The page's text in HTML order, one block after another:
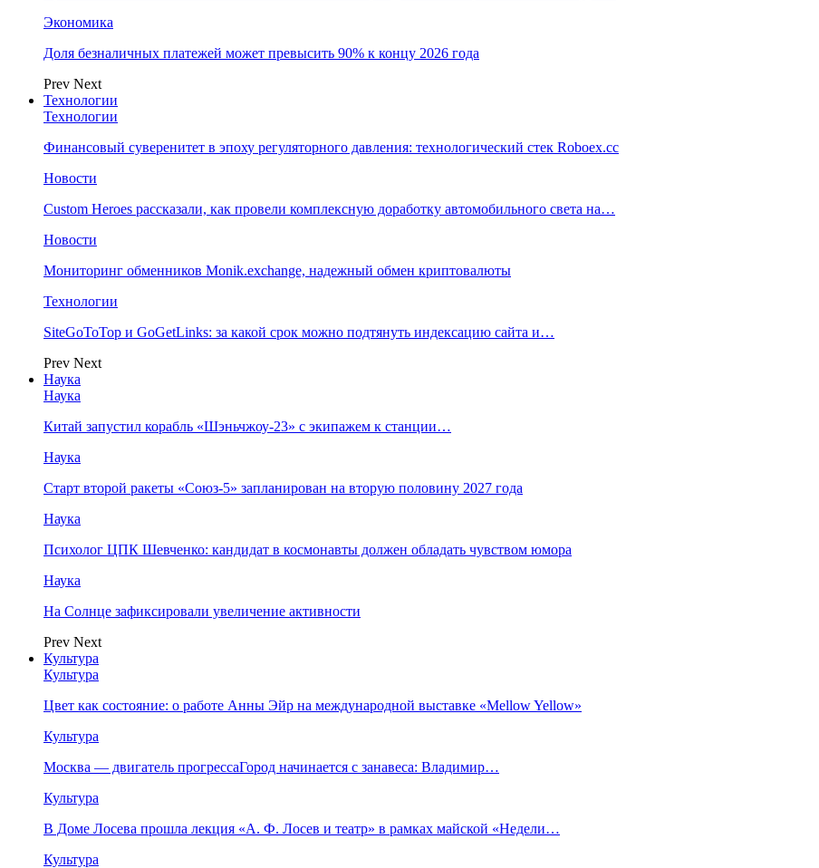
Экономика
Доля безналичных платежей может превысить 90% к концу 2026 года
Prev Next
Технологии
Технологии
Финансовый суверенитет в эпоху регуляторного давления: технологический стек Roboex.cc
Новости
Custom Heroes рассказали, как провели комплексную доработку автомобильного света на…
Новости
Мониторинг обменников Monik.exchange, надежный обмен криптовалюты
Технологии
SiteGoToTop и GoGetLinks: за какой срок можно подтянуть индексацию сайта и…
Prev Next
Наука
Наука
Китай запустил корабль «Шэньчжоу-23» с экипажем к станции…
Наука
Старт второй ракеты «Союз-5» запланирован на вторую половину 2027 года
Наука
Психолог ЦПК Шевченко: кандидат в космонавты должен обладать чувством юмора
Наука
На Солнце зафиксировали увеличение активности
Prev Next
Культура
Культура
Цвет как состояние: о работе Анны Эйр на международной выставке «Mellow Yellow»
Культура
Москва — двигатель прогрессаГород начинается с занавеса: Владимир…
Культура
В Доме Лосева прошла лекция «А. Ф. Лосев и театр» в рамках майской «Недели…
Культура